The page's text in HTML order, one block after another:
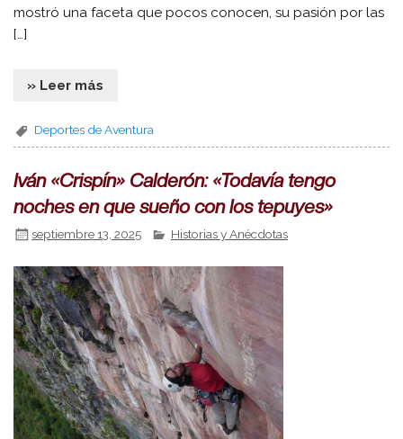
mostró una faceta que pocos conocen, su pasión por las
[…]
» Leer más
Deportes de Aventura
Iván «Crispín» Calderón: «Todavía tengo
noches en que sueño con los tepuyes»
septiembre 13, 2025 Historias y Anécdotas